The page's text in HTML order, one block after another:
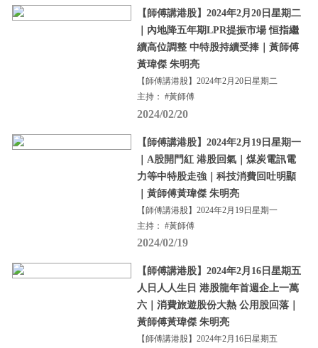
【師傅講港股】2024年2月20日星期二
｜內地降五年期LPR提振市場 恒指繼
續高位調整 中特股持續受捧｜黃師傅
黃瑋傑 朱明亮
【師傅講港股】2024年2月20日星期二
主持： #黃師傅
2024/02/20
【師傅講港股】2024年2月19日星期一
｜A股開門紅 港股回氣｜煤炭電訊電
力等中特股走強｜科技消費回吐明顯
｜黃師傅黃瑋傑 朱明亮
【師傅講港股】2024年2月19日星期一
主持： #黃師傅
2024/02/19
【師傅講港股】2024年2月16日星期五
人日人人生日 港股龍年首週企上一萬
六｜消費旅遊股份大熱 公用股回落｜
黃師傅黃瑋傑 朱明亮
【師傅講港股】2024年2月16日星期五